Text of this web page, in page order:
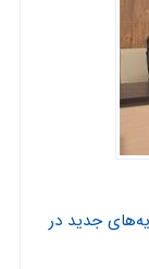
جدید در